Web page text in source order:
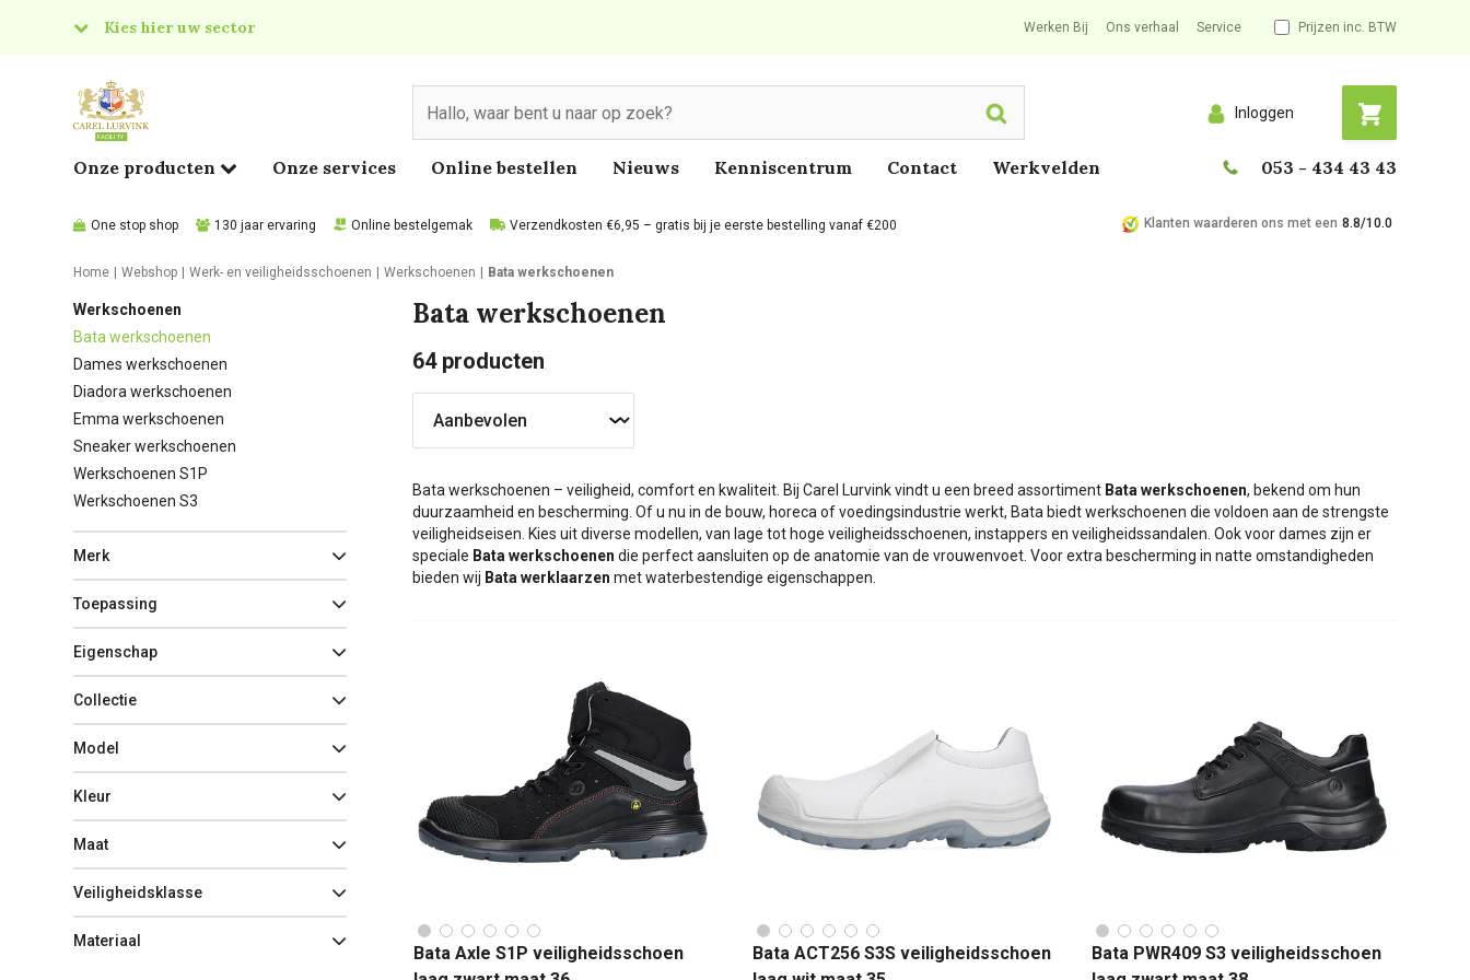
Kies hier uw sector
Food
Werken Bij Ons verhaal Service Prijzen inc. BTW
Search Inloggen
Onze producten Onze services Online bestellen Nieuws Kenniscentrum Contact Werkvelden 053 - 434 43 43
One stop shop 130 jaar ervaring Online bestelgemak Verzendkosten €6,95 – gratis bij je eerste bestelling vanaf €200 Klanten waarderen ons met een 8.8/10.0
Home Webshop Werk- en veiligheidsschoenen Werkschoenen Bata werkschoenen
Werkschoenen
Bata werkschoenen
Dames werkschoenen
Diadora werkschoenen
Emma werkschoenen
Sneaker werkschoenen
Werkschoenen S1P
Werkschoenen S3
Merk
Toepassing
Eigenschap
Collectie
Model
Kleur
Maat
Veiligheidsklasse
Materiaal
Bata werkschoenen
64 producten
Bata werkschoenen – veiligheid, comfort en kwaliteit. Bij Carel Lurvink vindt u een breed assortiment Bata werkschoenen, bekend om hun
duurzaamheid en bescherming. Of u nu in de bouw, horeca of voedingsindustrie werkt, Bata biedt werkschoenen die voldoen aan de strengste
veiligheidseisen. Kies uit diverse modellen, van lage tot hoge veiligheidsschoenen, instappers en veiligheidssandalen. Ook voor dames zijn er
speciale Bata werkschoenen die perfect aansluiten op de anatomie van de vrouwenvoet. Voor extra bescherming in natte omstandigheden
bieden wij Bata werklaarzen met waterbestendige eigenschappen.
Bata Axle S1P veiligheidsschoen
Bata ACT256 S3S veiligheidsschoen
Bata PWR409 S3 veiligheidsschoen